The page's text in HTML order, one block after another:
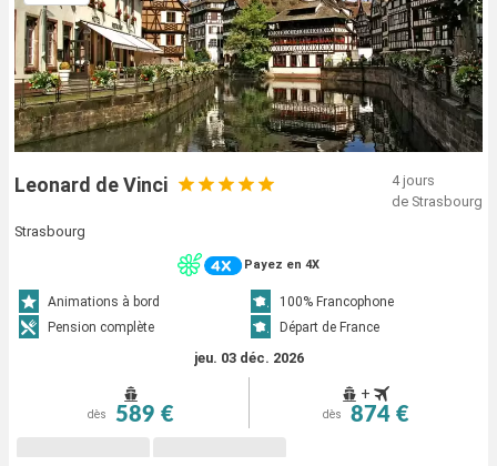
Leonard de Vinci
4 jours
de Strasbourg
Strasbourg
Payez en 4X
Animations à bord
100% Francophone
Pension complète
Départ de France
jeu. 03 déc. 2026
dès 589 €
+
dès 874 €